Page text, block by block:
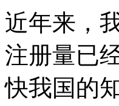
近年来，
注册量已
快我国的